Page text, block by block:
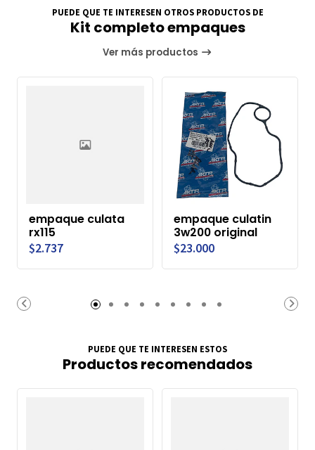
PUEDE QUE TE INTERESEN OTROS PRODUCTOS DE
Kit completo empaques
Ver más productos
empaque culata
rx115
$2.737
empaque culatin
3w200 original
$23.000
PUEDE QUE TE INTERESEN ESTOS
Productos recomendados